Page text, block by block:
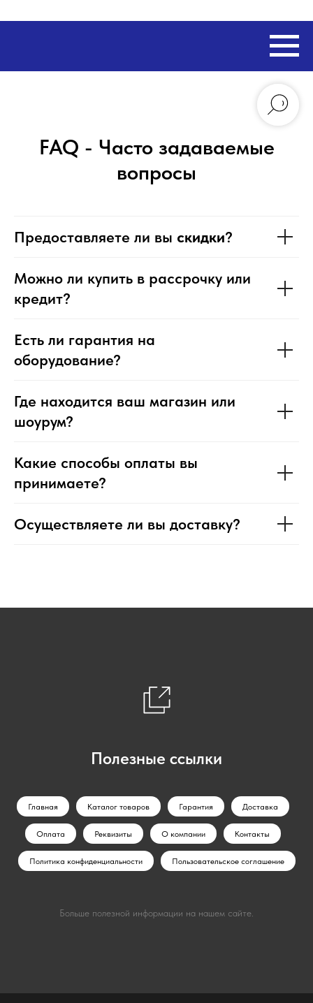
FAQ - Часто задаваемые
вопросы
Предоставляете ли вы скидки?
Можно ли купить в рассрочку или
кредит?
Есть ли гарантия на
оборудование?
Где находится ваш магазин или
шоурум?
Какие способы оплаты вы
принимаете?
Осуществляете ли вы доставку?
Полезные ссылки
Главная Каталог товаров Гарантия Доставка
Оплата Реквизиты О компании Контакты
Политика конфиденциальности Пользовательское соглашение
Больше полезной информации на нашем сайте.